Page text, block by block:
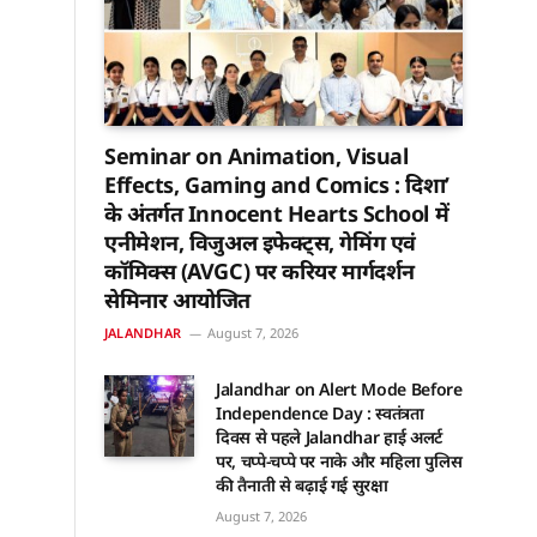
Seminar on Animation, Visual
Effects, Gaming and Comics : दिशा’
के अंतर्गत Innocent Hearts School में
एनीमेशन, विजुअल इफेक्ट्स, गेमिंग एवं
कॉमिक्स (AVGC) पर करियर मार्गदर्शन
सेमिनार आयोजित
JALANDHAR August 7, 2026
Jalandhar on Alert Mode Before
Independence Day : स्वतंत्रता
दिवस से पहले Jalandhar हाई अलर्ट
पर, चप्पे-चप्पे पर नाके और महिला पुलिस
की तैनाती से बढ़ाई गई सुरक्षा
August 7, 2026